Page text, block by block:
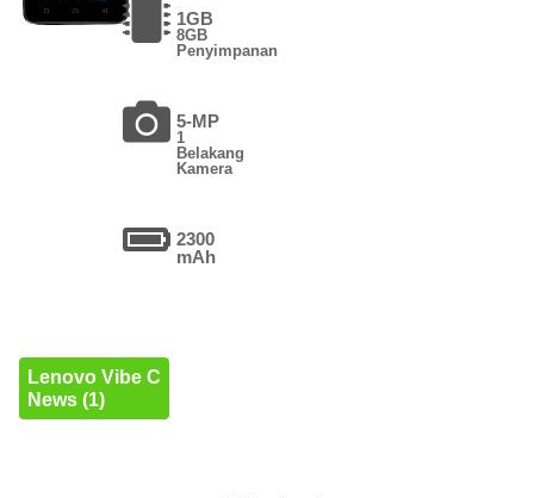
1GB
8GB
Penyimpanan
5-MP
1
Belakang
Kamera
2300
mAh
Lenovo Vibe C
News (1)